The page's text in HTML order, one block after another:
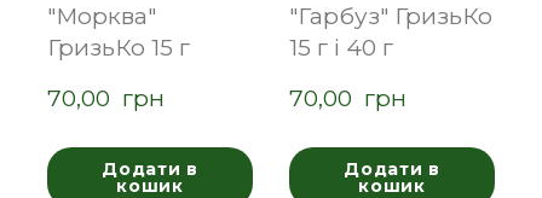
"Морква"
ГризьКо 15 г
70,00  грн
Додати в
кошик
"Гарбуз" ГризьКо
15 г і 40 г
70,00  грн
Додати в
кошик